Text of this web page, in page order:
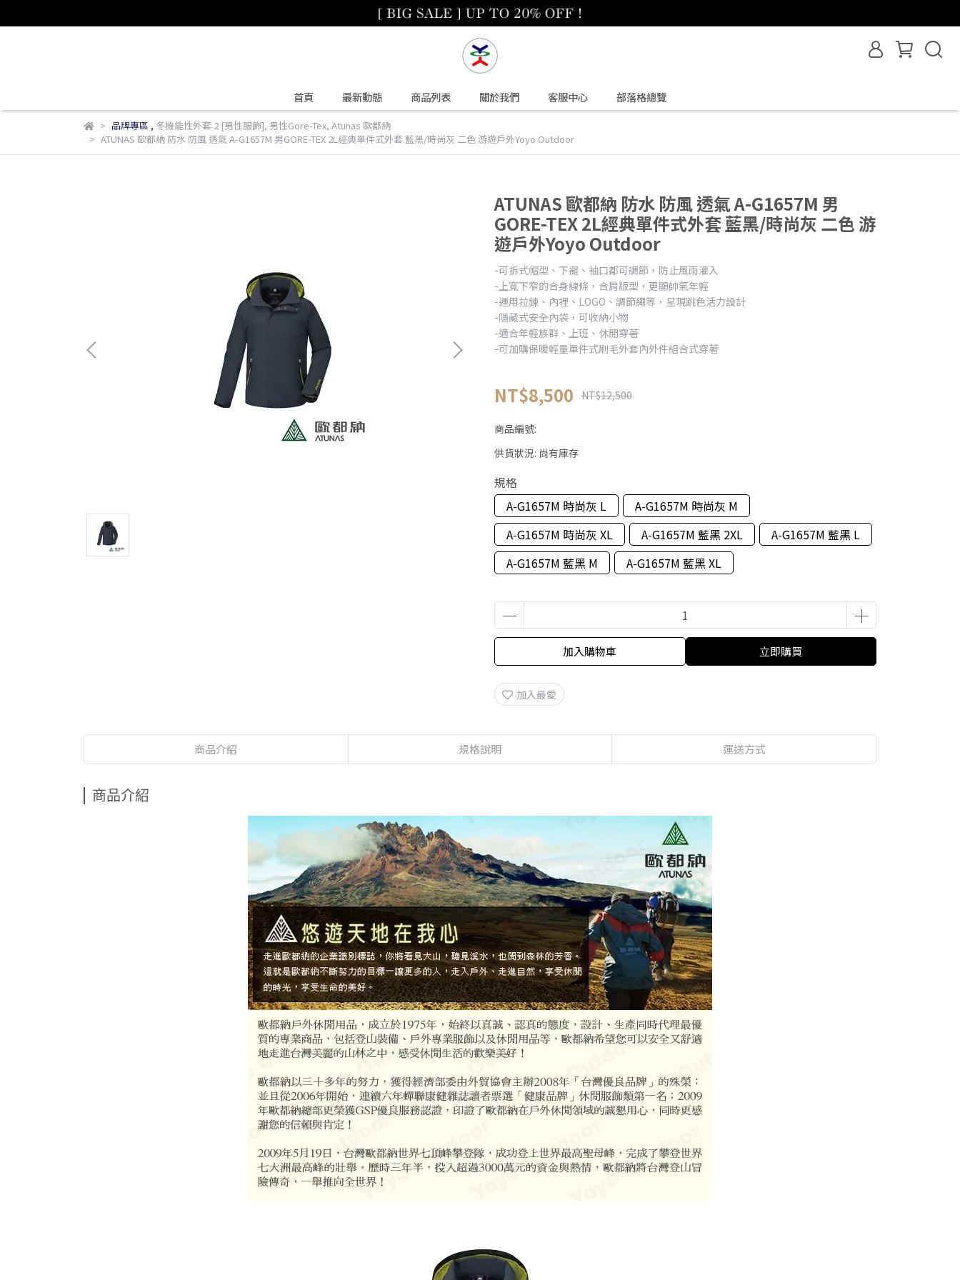
首頁 最新動態 商品列表 關於我們 客服中心 部落格總覽
品牌專區 , 冬機能性外套 2 [男性服飾], 男性Gore-Tex, Atunas 歐都納
ATUNAS 歐都納 防水 防風 透氣 A-G1657M 男GORE-TEX 2L經典單件式外套 藍黑/時尚灰 二色 游遊戶外Yoyo Outdoor
ATUNAS 歐都納 防水 防風 透氣 A-G1657M 男
GORE-TEX 2L經典單件式外套 藍黑/時尚灰 二色 游
遊戶外Yoyo Outdoor
-可拆式帽型、下襬、袖口都可調節，防止風雨灌入
-上寬下窄的合身線條，合肩版型，更顯帥氣年輕
-運用拉鍊、內裡、LOGO、調節繩等，呈現跳色活力設計
-隱藏式安全內袋，可收納小物
-適合年輕族群、上班、休閒穿著
-可加購保暖輕量單件式刷毛外套內外件組合式穿著
NT$8,500 NT$12,500
商品編號:
供貨狀況: 尚有庫存
規格
A-G1657M 時尚灰 L
A-G1657M 時尚灰 M
A-G1657M 時尚灰 XL
A-G1657M 藍黑 2XL
A-G1657M 藍黑 L
A-G1657M 藍黑 M
A-G1657M 藍黑 XL
加入購物車 立即購買
加入最愛
商品介紹 規格說明 運送方式
商品介紹